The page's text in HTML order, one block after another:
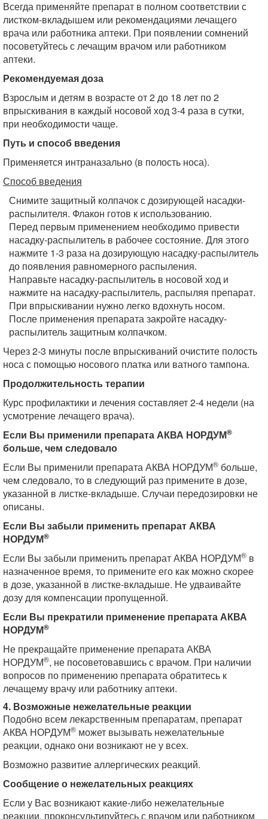
Всегда применяйте препарат в полном соответствии с
листком-вкладышем или рекомендациями лечащего
врача или работника аптеки. При появлении сомнений
посоветуйтесь с лечащим врачом или работником
аптеки.
Рекомендуемая доза
Взрослым и детям в возрасте от 2 до 18 лет по 2
впрыскивания в каждый носовой ход 3-4 раза в сутки,
при необходимости чаще.
Путь и способ введения
Применяется интраназально (в полость носа).
Способ введения
Снимите защитный колпачок с дозирующей насадки-
распылителя. Флакон готов к использованию.
Перед первым применением необходимо привести
насадку-распылитель в рабочее состояние. Для этого
нажмите 1-3 раза на дозирующую насадку-распылитель
до появления равномерного распыления.
Направьте насадку-распылитель в носовой ход и
нажмите на насадку-распылитель, распыляя препарат.
При впрыскивании нужно легко вдохнуть носом.
После применения препарата закройте насадку-
распылитель защитным колпачком.
Через 2-3 минуты после впрыскиваний очистите полость
носа с помощью носового платка или ватного тампона.
Продолжительность терапии
Курс профилактики и лечения составляет 2-4 недели (на
усмотрение лечащего врача).
Если Вы применили препарата АКВА НОРДУМ®
больше, чем следовало
Если Вы применили препарата АКВА НОРДУМ® больше,
чем следовало, то в следующий раз примените в дозе,
указанной в листке-вкладыше. Случаи передозировки не
описаны.
Если Вы забыли применить препарат АКВА
НОРДУМ®
Если Вы забыли применить препарат АКВА НОРДУМ® в
назначенное время, то примените его как можно скорее
в дозе, указанной в листке-вкладыше. Не удваивайте
дозу для компенсации пропущенной.
Если Вы прекратили применение препарата АКВА
НОРДУМ®
Не прекращайте применение препарата АКВА
НОРДУМ®, не посоветовавшись с врачом. При наличии
вопросов по применению препарата обратитесь к
лечащему врачу или работнику аптеки.
4. Возможные нежелательные реакции
Подобно всем лекарственным препаратам, препарат
АКВА НОРДУМ® может вызывать нежелательные
реакции, однако они возникают не у всех.
Возможно развитие аллергических реакций.
Сообщение о нежелательных реакциях
Если у Вас возникают какие-либо нежелательные
реакции, проконсультируйтесь с врачом или работником